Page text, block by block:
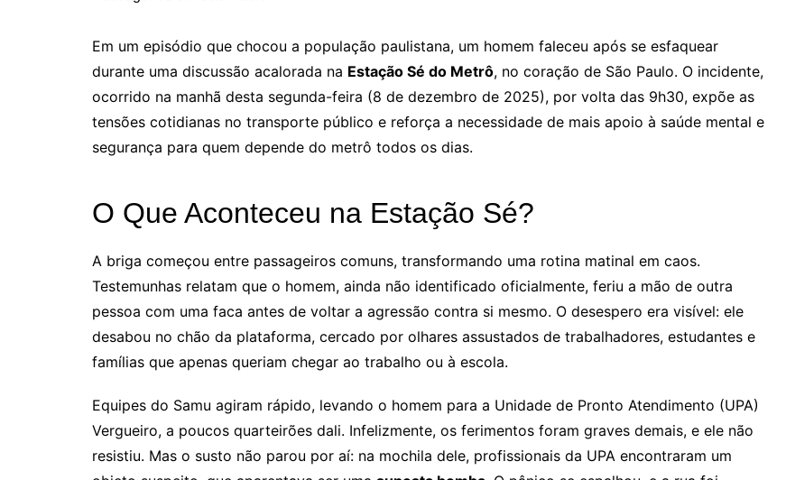
Em um episódio que chocou a população paulistana, um homem faleceu após se esfaquear
durante uma discussão acalorada na Estação Sé do Metrô, no coração de São Paulo. O incidente,
ocorrido na manhã desta segunda-feira (8 de dezembro de 2025), por volta das 9h30, expõe as
tensões cotidianas no transporte público e reforça a necessidade de mais apoio à saúde mental e
segurança para quem depende do metrô todos os dias.
O Que Aconteceu na Estação Sé?
A briga começou entre passageiros comuns, transformando uma rotina matinal em caos.
Testemunhas relatam que o homem, ainda não identificado oficialmente, feriu a mão de outra
pessoa com uma faca antes de voltar a agressão contra si mesmo. O desespero era visível: ele
desabou no chão da plataforma, cercado por olhares assustados de trabalhadores, estudantes e
famílias que apenas queriam chegar ao trabalho ou à escola.
Equipes do Samu agiram rápido, levando o homem para a Unidade de Pronto Atendimento (UPA)
Vergueiro, a poucos quarteirões dali. Infelizmente, os ferimentos foram graves demais, e ele não
resistiu. Mas o susto não parou por aí: na mochila dele, profissionais da UPA encontraram um